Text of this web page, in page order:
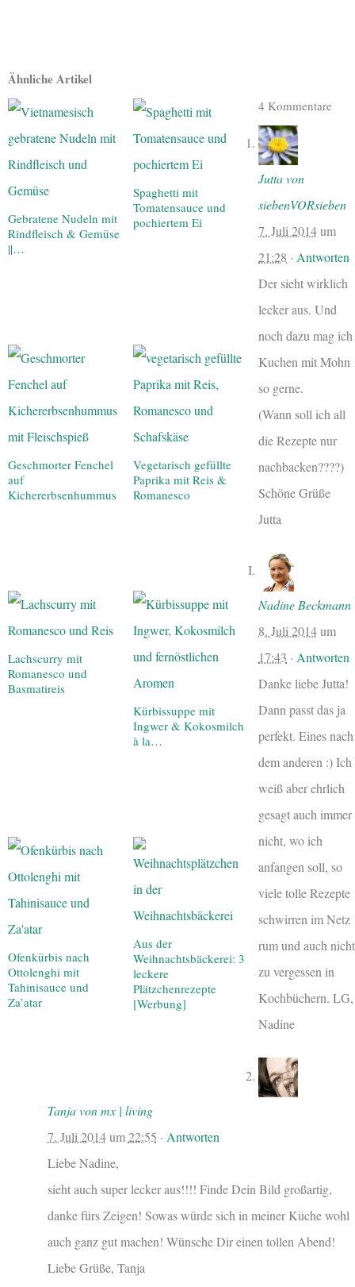
Ähnliche Artikel
Gebratene Nudeln mit
Rindfleisch & Gemüse
||…
Spaghetti mit
Tomatensauce und
pochiertem Ei
Geschmorter Fenchel
auf
Kichererbsenhummus
Vegetarisch gefüllte
Paprika mit Reis &
Romanesco
Lachscurry mit
Romanesco und
Basmatireis
Kürbissuppe mit
Ingwer & Kokosmilch
à la…
Ofenkürbis nach
Ottolenghi mit
Tahinisauce und
Za’atar
Aus der
Weihnachtsbäckerei: 3
leckere
Plätzchenrezepte
[Werbung]
4 Kommentare
Jutta von
siebenVORsieben
7. Juli 2014um
21:28 · Antworten
Der sieht wirklich
lecker aus. Und
noch dazu mag ich
Kuchen mit Mohn
so gerne.
(Wann soll ich all
die Rezepte nur
nachbacken????)
Schöne Grüße
Jutta
Nadine Beckmann
8. Juli 2014um
17:43 · Antworten
Danke liebe Jutta!
Dann passt das ja
perfekt. Eines nach
dem anderen :) Ich
weiß aber ehrlich
gesagt auch immer
nicht, wo ich
anfangen soll, so
viele tolle Rezepte
schwirren im Netz
rum und auch nicht
zu vergessen in
Kochbüchern. LG,
Nadine
Tanja von mx | living
7. Juli 2014um22:55 · Antworten
Liebe Nadine,
sieht auch super lecker aus!!!! Finde Dein Bild großartig,
danke fürs Zeigen! Sowas würde sich in meiner Küche wohl
auch ganz gut machen! Wünsche Dir einen tollen Abend!
Liebe Grüße, Tanja